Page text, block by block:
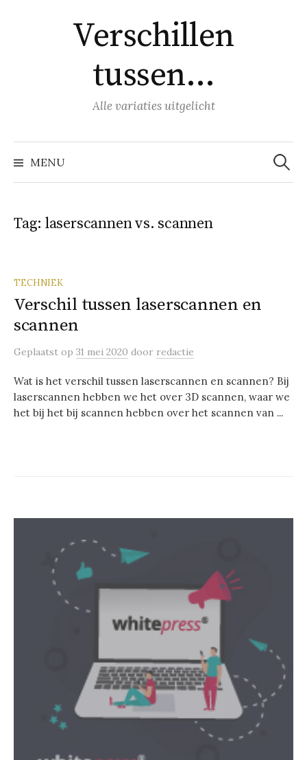
Verschillen
tussen…
Alle variaties uitgelicht
MENU
Zoeken
naar:
Tag: laserscannen vs. scannen
TECHNIEK
Verschil tussen laserscannen en
scannen
Geplaatst op 31 mei 2020 door redactie
Wat is het verschil tussen laserscannen en scannen? Bij
laserscannen hebben we het over 3D scannen, waar we
het bij het bij scannen hebben over het scannen van ...